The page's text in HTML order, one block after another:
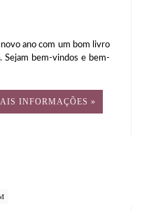
ano com um bom livro
Sejam bem-vindos e bem-
INFORMAÇÕES »